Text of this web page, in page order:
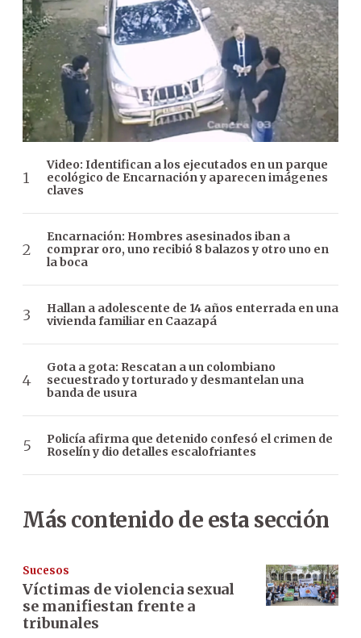
Video: Identifican a los ejecutados en un parque
ecológico de Encarnación y aparecen imágenes
claves
Encarnación: Hombres asesinados iban a
comprar oro, uno recibió 8 balazos y otro uno en
la boca
Hallan a adolescente de 14 años enterrada en una
vivienda familiar en Caazapá
Gota a gota: Rescatan a un colombiano
secuestrado y torturado y desmantelan una
banda de usura
Policía afirma que detenido confesó el crimen de
Roselín y dio detalles escalofriantes
Más contenido de esta sección
Sucesos
Víctimas de violencia sexual
se manifiestan frente a
tribunales